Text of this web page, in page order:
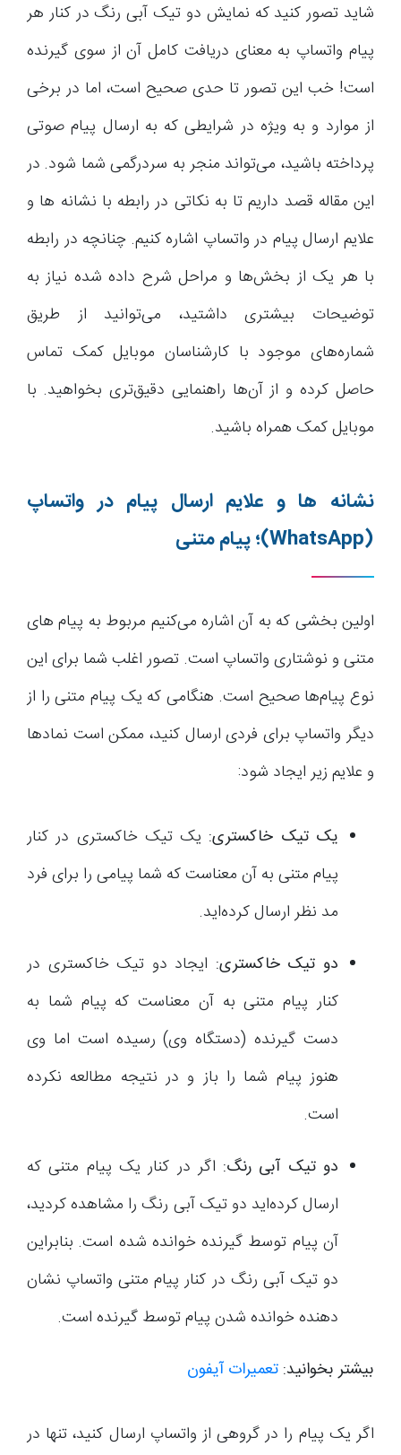
شاید تصور کنید که نمایش دو تیک آبی رنگ در کنار هر
پیام واتساپ به معنای دریافت کامل آن از سوی گیرنده
است! خب این تصور تا حدی صحیح است، اما در برخی
از موارد و به ویژه در شرایطی که به ارسال پیام صوتی
پرداخته باشید، می‌تواند منجر به سردرگمی شما شود. در
این مقاله قصد داریم تا به نکاتی در رابطه با نشانه ها و
علایم ارسال پیام در واتساپ اشاره کنیم. چنانچه در رابطه
با هر یک از بخش‌ها و مراحل شرح داده شده نیاز به
توضیحات بیشتری داشتید، می‌توانید از طریق
شماره‌های موجود با کارشناسان موبایل کمک تماس
حاصل کرده و از آن‌ها راهنمایی دقیق‌تری بخواهید. با
موبایل کمک همراه باشید.
نشانه ها و علایم ارسال پیام در واتساپ
(WhatsApp)
؛ پیام متنی
اولین بخشی که به آن اشاره می‌کنیم مربوط به پیام های
متنی و نوشتاری واتساپ است. تصور اغلب شما برای این
نوع پیام‌ها صحیح است. هنگامی که یک پیام متنی را از
دیگر واتساپ برای فردی ارسال کنید، ممکن است نمادها
و علایم زیر ایجاد شود:
یک تیک خاکستری: یک تیک خاکستری در کنار
پیام متنی به آن معناست که شما پیامی را برای فرد
مد نظر ارسال کرده‌اید.
دو تیک خاکستری: ایجاد دو تیک خاکستری در
کنار پیام متنی به آن معناست که پیام شما به
دست گیرنده (دستگاه وی) رسیده است اما وی
هنوز پیام شما را باز و در نتیجه مطالعه نکرده
است.
دو تیک آبی رنگ: اگر در کنار یک پیام متنی که
ارسال کرده‌اید دو تیک آبی رنگ را مشاهده کردید،
آن پیام توسط گیرنده خوانده شده است. بنابراین
دو تیک آبی رنگ در کنار پیام متنی واتساپ نشان
دهنده خوانده شدن پیام توسط گیرنده است.
بیشتر بخوانید: تعمیرات آیفون
اگر یک پیام را در گروهی از واتساپ ارسال کنید، تنها در